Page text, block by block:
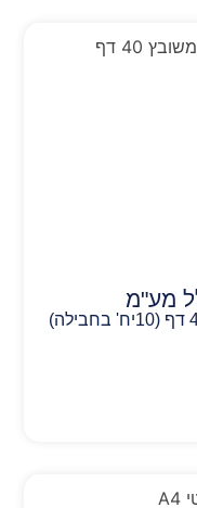
מע"מ